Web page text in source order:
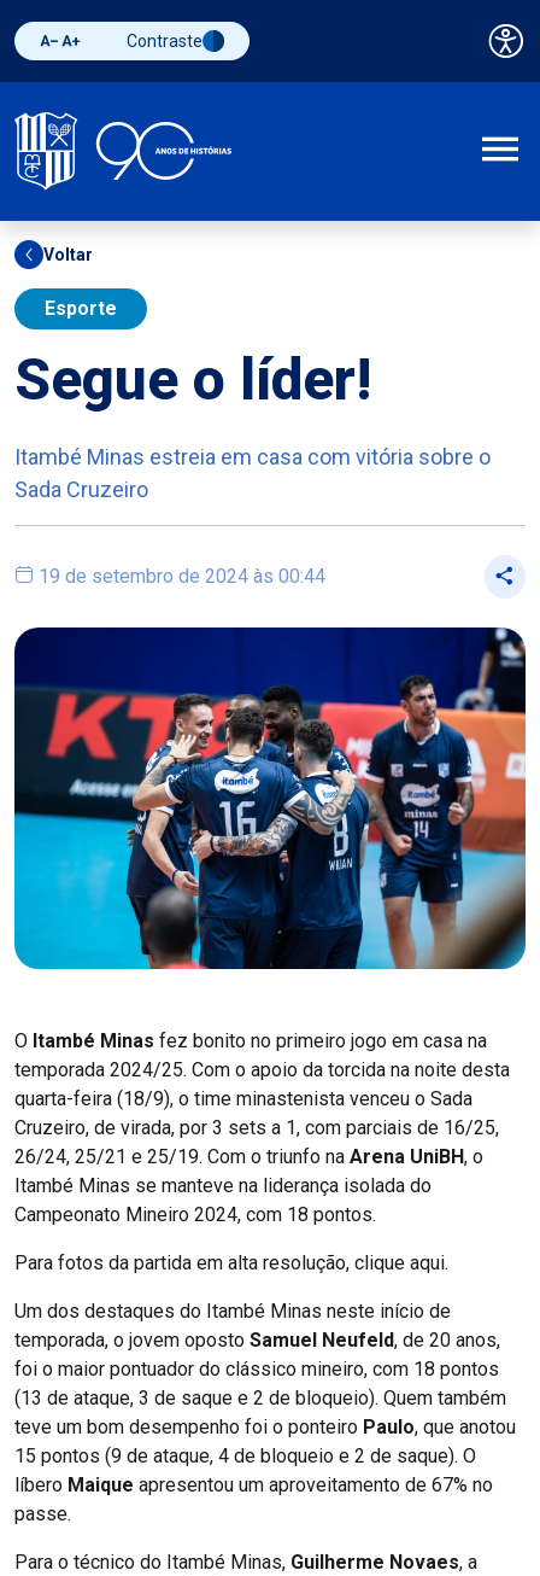
Diminuir fonte
Aumentar fonteAlternar contraste
Contraste
Voltar
Esporte
Segue o líder!
Itambé Minas estreia em casa com vitória sobre o
Sada Cruzeiro
19 de setembro de 2024 às 00:44
O Itambé Minas fez bonito no primeiro jogo em casa na
temporada 2024/25. Com o apoio da torcida na noite desta
quarta-feira (18/9), o time minastenista venceu o Sada
Cruzeiro, de virada, por 3 sets a 1, com parciais de 16/25,
26/24, 25/21 e 25/19. Com o triunfo na Arena UniBH, o
Itambé Minas se manteve na liderança isolada do
Campeonato Mineiro 2024, com 18 pontos.
Para fotos da partida em alta resolução, clique aqui.
Um dos destaques do Itambé Minas neste início de
temporada, o jovem oposto Samuel Neufeld, de 20 anos,
foi o maior pontuador do clássico mineiro, com 18 pontos
(13 de ataque, 3 de saque e 2 de bloqueio). Quem também
teve um bom desempenho foi o ponteiro Paulo, que anotou
15 pontos (9 de ataque, 4 de bloqueio e 2 de saque). O
líbero Maique apresentou um aproveitamento de 67% no
passe.
Para o técnico do Itambé Minas, Guilherme Novaes, a